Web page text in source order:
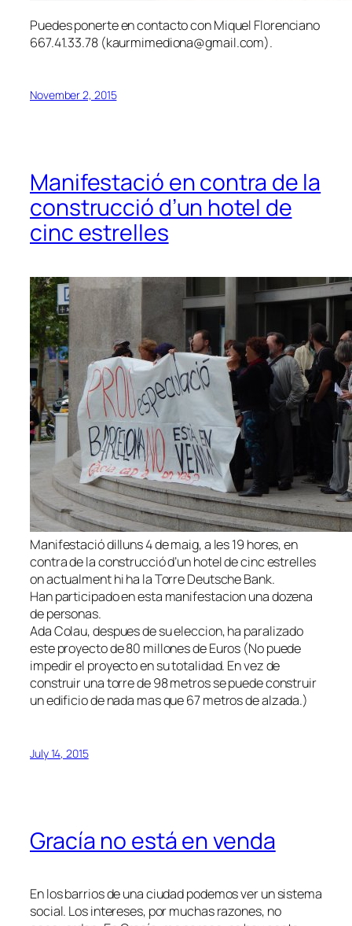
Puedes ponerte en contacto con Miquel Florenciano
667.41.33.78 (kaurmimediona@gmail.com).
November 2, 2015
Manifestació en contra de la
construcció d’un hotel de
cinc estrelles
Manifestació dilluns 4 de maig, a les 19 hores, en
contra de la construcció d’un hotel de cinc estrelles
on actualment hi ha la Torre Deutsche Bank.
Han participado en esta manifestacion una dozena
de personas.
Ada Colau, despues de su eleccion, ha paralizado
este proyecto de 80 millones de Euros (No puede
impedir el proyecto en su totalidad. En vez de
construir una torre de 98 metros se puede construir
un edificio de nada mas que 67 metros de alzada.)
July 14, 2015
Gracía no está en venda
En los barrios de una ciudad podemos ver un sistema
social. Los intereses, por muchas razones, no